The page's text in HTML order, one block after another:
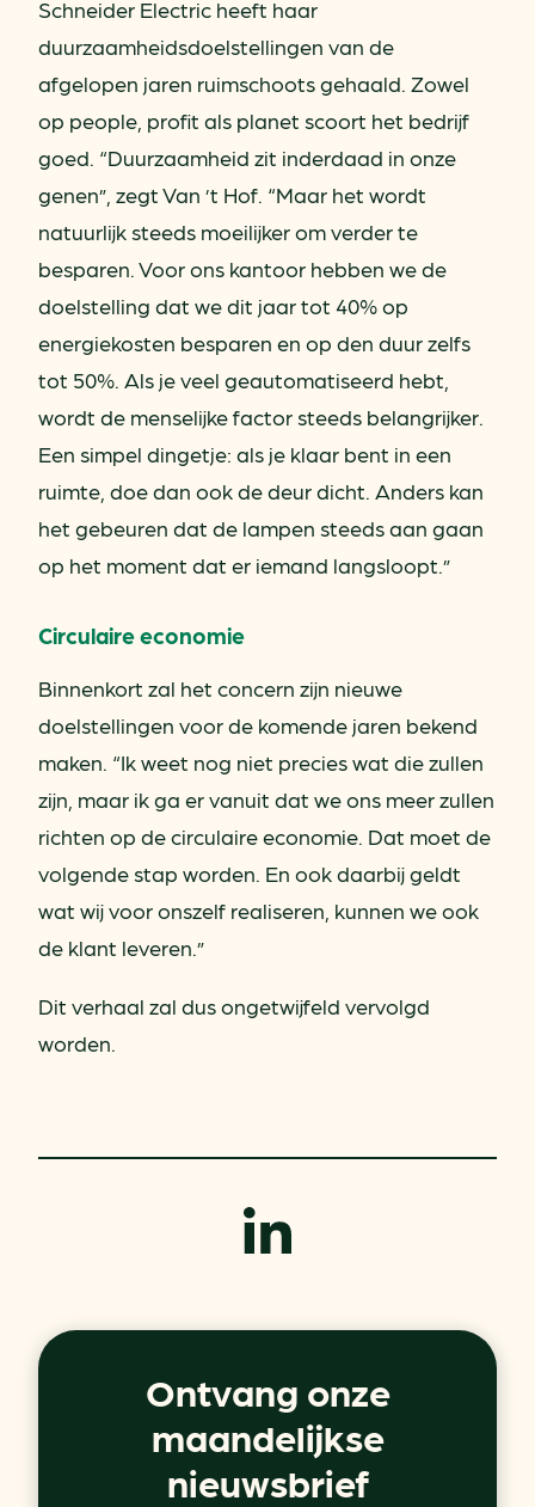
Schneider Electric heeft haar
duurzaamheidsdoelstellingen van de
afgelopen jaren ruimschoots gehaald. Zowel
op people, profit als planet scoort het bedrijf
goed. “Duurzaamheid zit inderdaad in onze
genen”, zegt Van ’t Hof. “Maar het wordt
natuurlijk steeds moeilijker om verder te
besparen. Voor ons kantoor hebben we de
doelstelling dat we dit jaar tot 40% op
energiekosten besparen en op den duur zelfs
tot 50%. Als je veel geautomatiseerd hebt,
wordt de menselijke factor steeds belangrijker.
Een simpel dingetje: als je klaar bent in een
ruimte, doe dan ook de deur dicht. Anders kan
het gebeuren dat de lampen steeds aan gaan
op het moment dat er iemand langsloopt.”
Circulaire economie
Binnenkort zal het concern zijn nieuwe
doelstellingen voor de komende jaren bekend
maken. “Ik weet nog niet precies wat die zullen
zijn, maar ik ga er vanuit dat we ons meer zullen
richten op de circulaire economie. Dat moet de
volgende stap worden. En ook daarbij geldt
wat wij voor onszelf realiseren, kunnen we ook
de klant leveren.”
Dit verhaal zal dus ongetwijfeld vervolgd
worden.
Ontvang onze
maandelijkse
nieuwsbrief